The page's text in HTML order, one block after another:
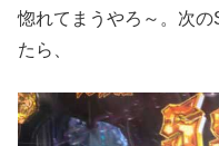
惚れてまうやろ～。次
たら、